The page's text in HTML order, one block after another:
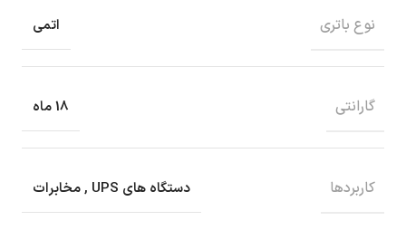
نوع باتری اتمی
گارانتی 18 ماه
کاربردها دستگاه های UPS ,مخابرات